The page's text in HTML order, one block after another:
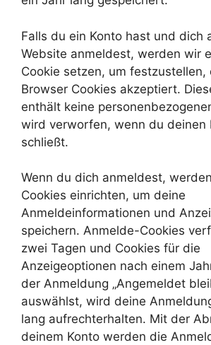
Falls du ein Konto hast und dich
Website anmeldest, werden wir
Cookie setzen, um festzustellen,
Browser Cookies akzeptiert.
enthält keine
wird verworfen, wenn du deinen
schließt.
Wenn du dich anmeldest,
Cookies einrichten, um deine
Anmeldeinformationen und
speichern. Anmelde-Cookies
zwei Tagen und Cookies für die
Anzeigeoptionen nach einem
der Anmeldung „Angemeldet
auswählst, wird deine
lang aufrechterhalten. Mit der
deinem Konto werden die